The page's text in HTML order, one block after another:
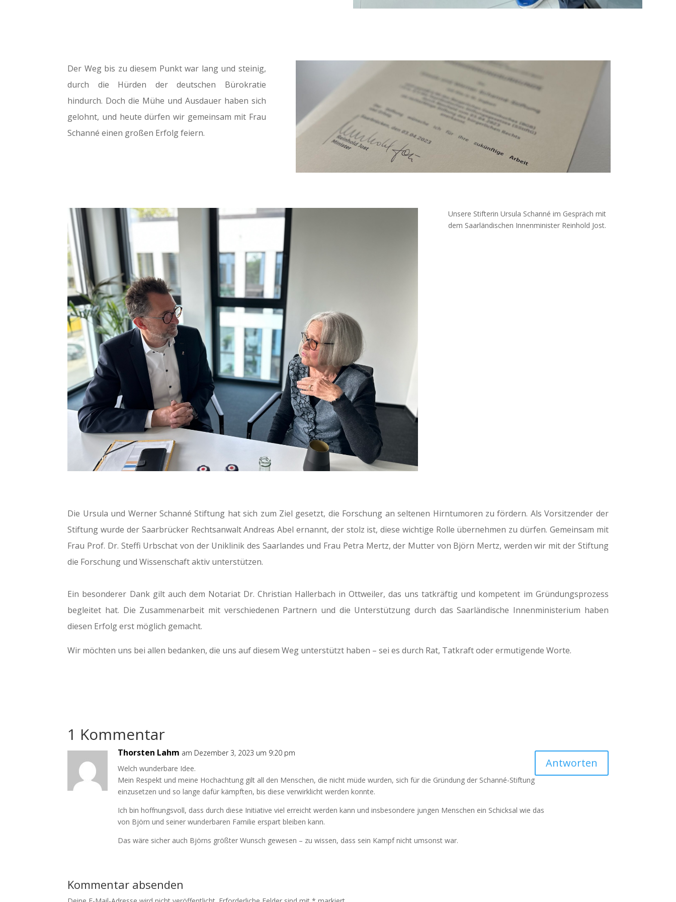
Der Weg bis zu diesem Punkt war lang und steinig,
durch die Hürden der deutschen Bürokratie
hindurch. Doch die Mühe und Ausdauer haben sich
gelohnt, und heute dürfen wir gemeinsam mit Frau
Schanné einen großen Erfolg feiern.
Unsere Stifterin Ursula Schanné im Gespräch mit
dem Saarländischen Innenminister Reinhold Jost.
Die Ursula und Werner Schanné Stiftung hat sich zum Ziel gesetzt, die Forschung an seltenen Hirntumoren zu fördern. Als Vorsitzender der
Stiftung wurde der Saarbrücker Rechtsanwalt Andreas Abel ernannt, der stolz ist, diese wichtige Rolle übernehmen zu dürfen. Gemeinsam mit
Frau Prof. Dr. Steffi Urbschat von der Uniklinik des Saarlandes und Frau Petra Mertz, der Mutter von Björn Mertz, werden wir mit der Stiftung
die Forschung und Wissenschaft aktiv unterstützen.
Ein besonderer Dank gilt auch dem Notariat Dr. Christian Hallerbach in Ottweiler, das uns tatkräftig und kompetent im Gründungsprozess
begleitet hat. Die Zusammenarbeit mit verschiedenen Partnern und die Unterstützung durch das Saarländische Innenministerium haben
diesen Erfolg erst möglich gemacht.
Wir möchten uns bei allen bedanken, die uns auf diesem Weg unterstützt haben – sei es durch Rat, Tatkraft oder ermutigende Worte.
1 Kommentar
Thorsten Lahm am Dezember 3, 2023 um 9:20 pm
Welch wunderbare Idee.
Mein Respekt und meine Hochachtung gilt all den Menschen, die nicht müde wurden, sich für die Gründung der Schanné-Stiftung
einzusetzen und so lange dafür kämpften, bis diese verwirklicht werden konnte.
Ich bin hoffnungsvoll, dass durch diese Initiative viel erreicht werden kann und insbesondere jungen Menschen ein Schicksal wie das
von Björn und seiner wunderbaren Familie erspart bleiben kann.
Das wäre sicher auch Björns größter Wunsch gewesen – zu wissen, dass sein Kampf nicht umsonst war.
Antworten
Kommentar absenden